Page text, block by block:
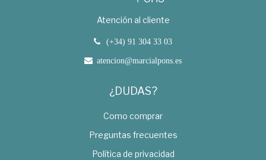
Atención al cliente
(+34) 91 304 33 03
atencion@marcialpons.es
¿DUDAS?
Como comprar
Preguntas frecuentes
Política de privacidad